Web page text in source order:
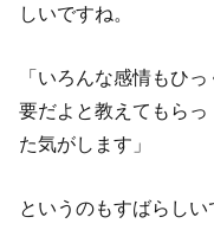
しいですね。
「いろんな感情もひ
要だよと教えてもらっ
た気がします」
というのもすばらしい